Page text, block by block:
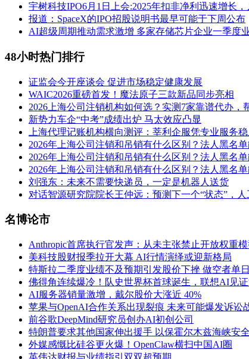
宇树科技IPO6月1日上会:2025年扣非净利迅速增长
报道：SpaceX的IPO招股说明书最早可能于下周公布
AI超级周期推动需求激增 多家存储芯片企业一季度
48小时热门排行
证监会今开座谈会 促进市场稳定健康发展
WAIC2026重磅首发！魔法原子三款新品同步亮相
2026上海公司注销机构如何选？实测7家靠谱代办，
新势力车企“中考”成绩出炉 马太效应凸显
上海代理记账机构横向测评：莘利企服凭专业服务
2026年上海公司注销和吊销有什么区别？法人黑名
2026年上海公司注销和吊销有什么区别？法人黑名
2026年上海公司注销和吊销有什么区别？法人黑名
刘强东：未来不需要快递员，一定是机器人送货
对话智源研究院院长王仲远：预测下一个“状态”，
名博论市
Anthropic首席执行官发声：从未主张禁止开放权重
美科技股财报季拉开大幕 AI行情演绎或迎新格局
特斯拉二季度业绩不及预期引发股价下挫 做空者单
佛得角连续爆冷！队史世界杯首球诞生，联想AI见
AI服务器销量激增，戴尔股价大涨近 40%
苹果与OpenAI合作关系出现裂痕 未来可能爆发诉讼
前谷歌DeepMind研究员创办AI初创公司
特朗普要求其他国家伸出援手 以保霍尔木兹海峡安全
外媒感慨比硅谷更火爆！OpenClaw横扫中国AI圈